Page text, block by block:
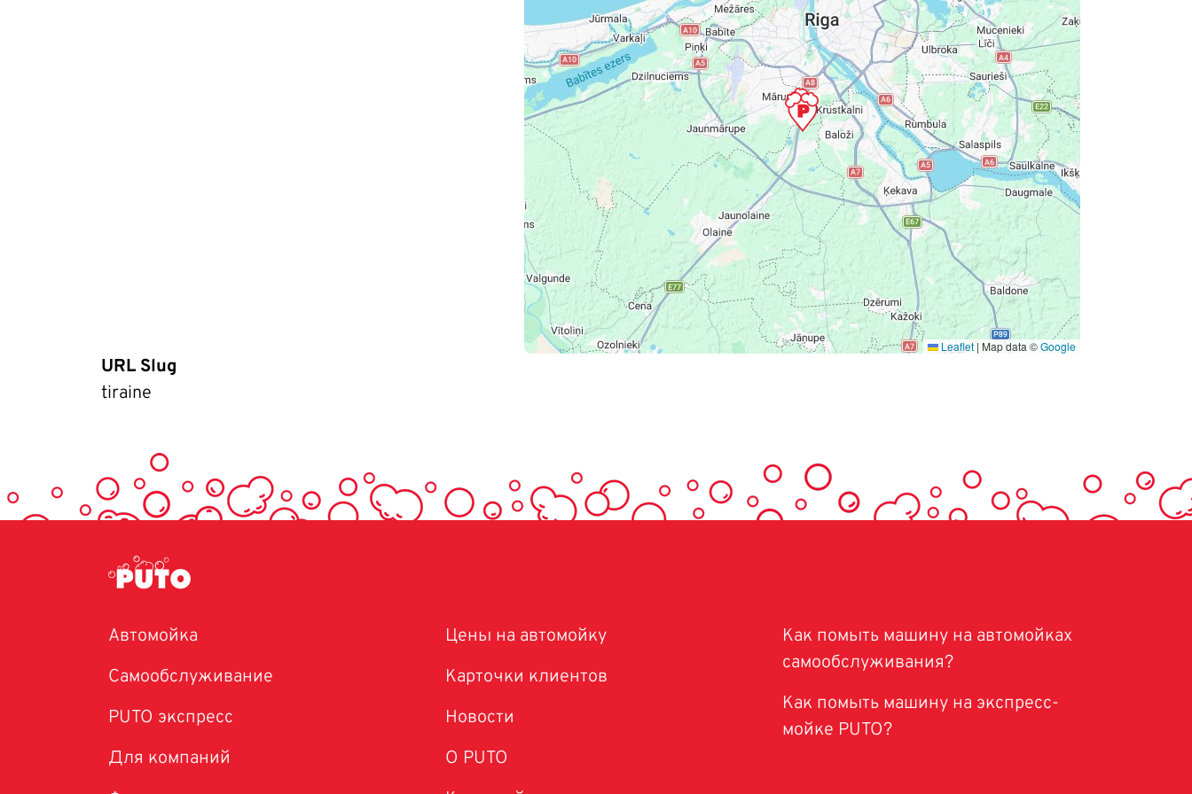
Leaflet | Map data ©Google
URL Slug
tiraine
Автомойка
Самообслуживание
PUTO экспресс
Для компаний
Цены на автомойку
Карточки клиентов
Новости
O PUTO
Как помыть машину на автомойках
самообслуживания?
Как помыть машину на экспресс-
мойке PUTO?